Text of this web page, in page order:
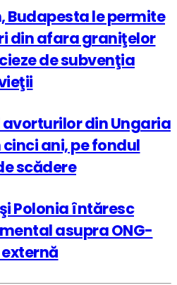
Budapesta le permite
din afara graniţelor
de subvenţia
avorturilor din Ungaria
ani, pe fondul
scădere
Polonia întăresc
asupra ONG-